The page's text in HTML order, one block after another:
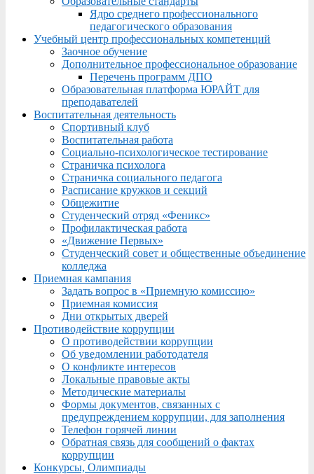
Ядро среднего профессионального
педагогического образования
Учебный центр профессиональных компетенций
Заочное обучение
Дополнительное профессиональное образование
Перечень программ ДПО
Образовательная платформа ЮРАЙТ для
преподавателей
Воспитательная деятельность
Спортивный клуб
Воспитательная работа
Социально-психологическое тестирование
Страничка психолога
Страничка социального педагога
Расписание кружков и секций
Общежитие
Студенческий отряд «Феникс»
Профилактическая работа
«Движение Первых»
Студенческий совет и общественные объединение
колледжа
Приемная кампания
Задать вопрос в «Приемную комиссию»
Приемная комиссия
Дни открытых дверей
Противодействие коррупции
О противодействии коррупции
Об уведомлении работодателя
О конфликте интересов
Локальные правовые акты
Методические материалы
Формы документов, связанных с
предупреждением коррупции, для заполнения
Телефон горячей линии
Обратная связь для сообщений о фактах
коррупции
Конкурсы, Олимпиады